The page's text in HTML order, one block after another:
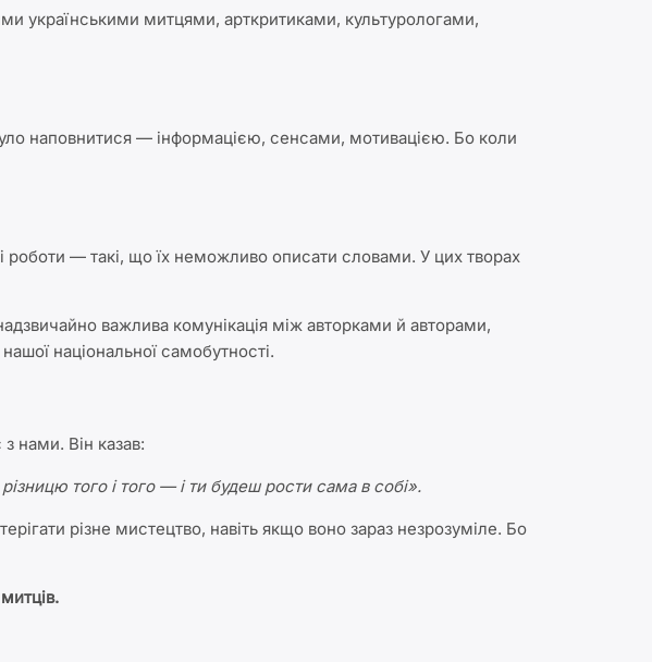
українськими митцями, арткритиками, культурологами,
наповнитися — інформацією, сенсами, мотивацією. Бо коли
— такі, що їх неможливо описати словами. У цих творах
важлива комунікація між авторками й авторами,
національної самобутності.
нами. Він казав:
того і того — і ти будеш рости сама в собі».
різне мистецтво, навіть якщо воно зараз незрозуміле. Бо